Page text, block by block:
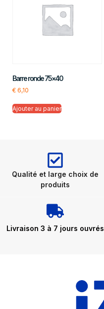
Barre ronde 75×40
€ 6,10
Ajouter au panier
Qualité et large choix de
produits
Livraison 3 à 7 jours ouvrés